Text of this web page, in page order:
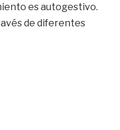
es autogestivo.
de diferentes